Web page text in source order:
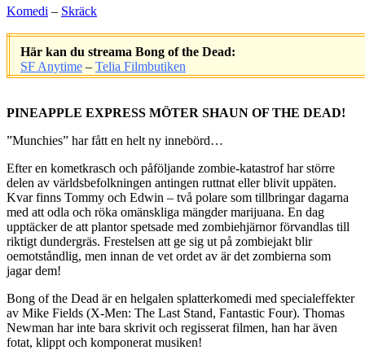
Komedi – Skräck
Här kan du streama Bong of the Dead:
SF Anytime – Telia Filmbutiken
PINEAPPLE EXPRESS MÖTER SHAUN OF THE DEAD!
”Munchies” har fått en helt ny innebörd…
Efter en kometkrasch och påföljande zombie-katastrof har större
delen av världsbefolkningen antingen ruttnat eller blivit uppäten.
Kvar finns Tommy och Edwin – två polare som tillbringar dagarna
med att odla och röka omänskliga mängder marijuana. En dag
upptäcker de att plantor spetsade med zombiehjärnor förvandlas till
riktigt dundergräs. Frestelsen att ge sig ut på zombiejakt blir
oemotståndlig, men innan de vet ordet av är det zombierna som
jagar dem!
Bong of the Dead är en helgalen splatterkomedi med specialeffekter
av Mike Fields (X-Men: The Last Stand, Fantastic Four). Thomas
Newman har inte bara skrivit och regisserat filmen, han har även
fotat, klippt och komponerat musiken!